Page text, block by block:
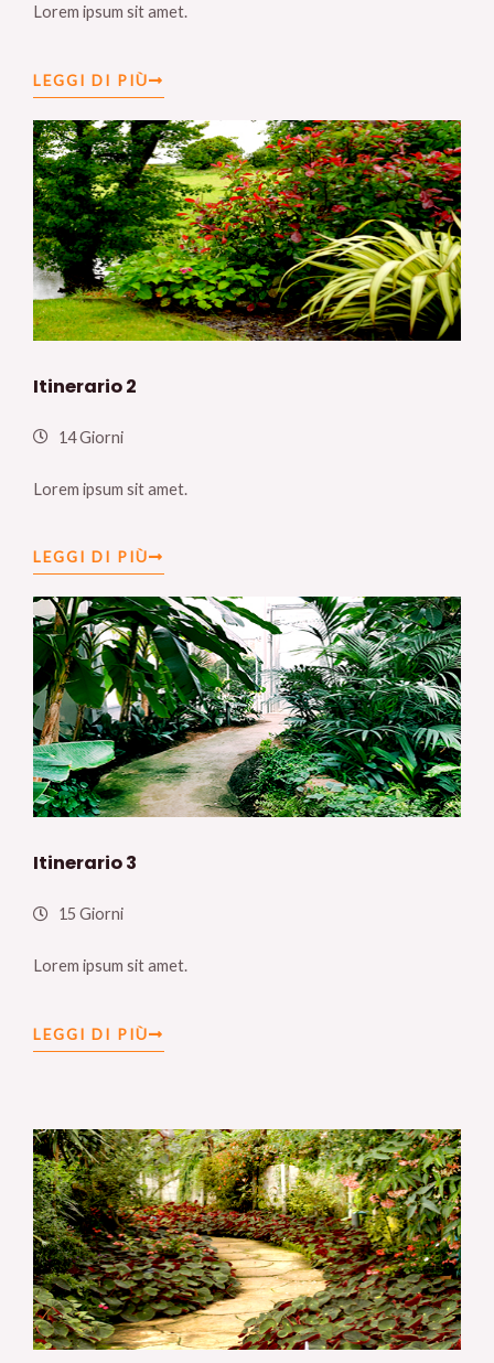
Lorem ipsum sit amet.
LEGGI DI PIÙ
Itinerario 2
14 Giorni
Lorem ipsum sit amet.
LEGGI DI PIÙ
Itinerario 3
15 Giorni
Lorem ipsum sit amet.
LEGGI DI PIÙ